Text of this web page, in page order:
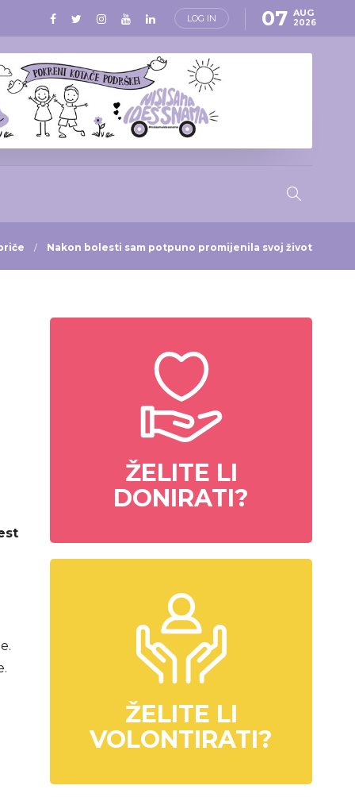
LOG IN 07 AUG
2026
Nakon bolesti sam potpuno promijenila svoj život
ŽELITE LI
DONIRATI?
ŽELITE LI
VOLONTIRATI?